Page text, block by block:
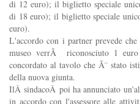
di 12 euro); il biglietto speciale
di 18 euro); il biglietto speciale
euro).
L'accordo con i partner prevede
museo verrÃ riconosciuto 1 euro
concordato al tavolo che Ã¨ stato
della nuova giunta.
IlÂ sindacoÂ poi ha annunciato
in accordo con l'assessore alle